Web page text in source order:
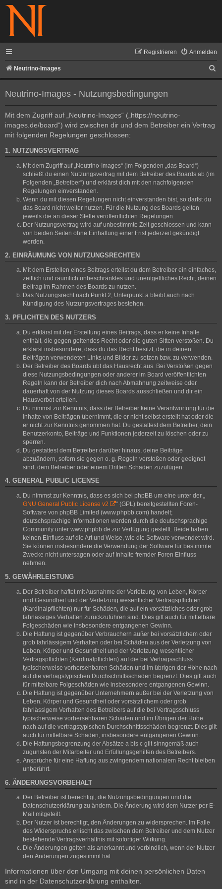
Anmelden
Registrieren
Neutrino-Images
u
Neutrino-Images - Nutzungsbedingungen
Mit dem Zugriff auf „Neutrino-Images“ („https://neutrino-
images.de/board“) wird zwischen dir und dem Betreiber ein Vertrag
mit folgenden Regelungen geschlossen:
1. NUTZUNGSVERTRAG
Mit dem Zugriff auf „Neutrino-Images“ (im Folgenden „das Board“)
schließt du einen Nutzungsvertrag mit dem Betreiber des Boards ab (im
Folgenden „Betreiber“) und erklärst dich mit den nachfolgenden
Regelungen einverstanden.
Wenn du mit diesen Regelungen nicht einverstanden bist, so darfst du
das Board nicht weiter nutzen. Für die Nutzung des Boards gelten
jeweils die an dieser Stelle veröffentlichten Regelungen.
Der Nutzungsvertrag wird auf unbestimmte Zeit geschlossen und kann
von beiden Seiten ohne Einhaltung einer Frist jederzeit gekündigt
werden.
2. EINRÄUMUNG VON NUTZUNGSRECHTEN
Mit dem Erstellen eines Beitrags erteilst du dem Betreiber ein einfaches,
zeitlich und räumlich unbeschränktes und unentgeltliches Recht, deinen
Beitrag im Rahmen des Boards zu nutzen.
Das Nutzungsrecht nach Punkt 2, Unterpunkt a bleibt auch nach
Kündigung des Nutzungsvertrages bestehen.
3. PFLICHTEN DES NUTZERS
Du erklärst mit der Erstellung eines Beitrags, dass er keine Inhalte
enthält, die gegen geltendes Recht oder die guten Sitten verstoßen. Du
erklärst insbesondere, dass du das Recht besitzt, die in deinen
Beiträgen verwendeten Links und Bilder zu setzen bzw. zu verwenden.
Der Betreiber des Boards übt das Hausrecht aus. Bei Verstößen gegen
diese Nutzungsbedingungen oder anderer im Board veröffentlichten
Regeln kann der Betreiber dich nach Abmahnung zeitweise oder
dauerhaft von der Nutzung dieses Boards ausschließen und dir ein
Hausverbot erteilen.
Du nimmst zur Kenntnis, dass der Betreiber keine Verantwortung für die
Inhalte von Beiträgen übernimmt, die er nicht selbst erstellt hat oder die
er nicht zur Kenntnis genommen hat. Du gestattest dem Betreiber, dein
Benutzerkonto, Beiträge und Funktionen jederzeit zu löschen oder zu
sperren.
Du gestattest dem Betreiber darüber hinaus, deine Beiträge
abzuändern, sofern sie gegen o. g. Regeln verstoßen oder geeignet
sind, dem Betreiber oder einem Dritten Schaden zuzufügen.
4. GENERAL PUBLIC LICENSE
Du nimmst zur Kenntnis, dass es sich bei phpBB um eine unter der „
GNU General Public License v2
“ (GPL) bereitgestellten Foren-
Software von phpBB Limited (www.phpbb.com) handelt;
deutschsprachige Informationen werden durch die deutschsprachige
Community unter www.phpbb.de zur Verfügung gestellt. Beide haben
keinen Einfluss auf die Art und Weise, wie die Software verwendet wird.
Sie können insbesondere die Verwendung der Software für bestimmte
Zwecke nicht untersagen oder auf Inhalte fremder Foren Einfluss
nehmen.
5. GEWÄHRLEISTUNG
Der Betreiber haftet mit Ausnahme der Verletzung von Leben, Körper
und Gesundheit und der Verletzung wesentlicher Vertragspflichten
(Kardinalpflichten) nur für Schäden, die auf ein vorsätzliches oder grob
fahrlässiges Verhalten zurückzuführen sind. Dies gilt auch für mittelbare
Folgeschäden wie insbesondere entgangenen Gewinn.
Die Haftung ist gegenüber Verbrauchern außer bei vorsätzlichem oder
grob fahrlässigem Verhalten oder bei Schäden aus der Verletzung von
Leben, Körper und Gesundheit und der Verletzung wesentlicher
Vertragspflichten (Kardinalpflichten) auf die bei Vertragsschluss
typischerweise vorhersehbaren Schäden und im übrigen der Höhe nach
auf die vertragstypischen Durchschnittsschäden begrenzt. Dies gilt auch
für mittelbare Folgeschäden wie insbesondere entgangenen Gewinn.
Die Haftung ist gegenüber Unternehmern außer bei der Verletzung von
Leben, Körper und Gesundheit oder vorsätzlichem oder grob
fahrlässigem Verhalten des Betreibers auf die bei Vertragsschluss
typischerweise vorhersehbaren Schäden und im Übrigen der Höhe
nach auf die vertragstypischen Durchschnittsschäden begrenzt. Dies gilt
auch für mittelbare Schäden, insbesondere entgangenen Gewinn.
Die Haftungsbegrenzung der Absätze a bis c gilt sinngemäß auch
zugunsten der Mitarbeiter und Erfüllungsgehilfen des Betreibers.
Ansprüche für eine Haftung aus zwingendem nationalem Recht bleiben
unberührt.
6. ÄNDERUNGSVORBEHALT
Der Betreiber ist berechtigt, die Nutzungsbedingungen und die
Datenschutzerklärung zu ändern. Die Änderung wird dem Nutzer per E-
Mail mitgeteilt.
Der Nutzer ist berechtigt, den Änderungen zu widersprechen. Im Falle
des Widerspruchs erlischt das zwischen dem Betreiber und dem Nutzer
bestehende Vertragsverhältnis mit sofortiger Wirkung.
Die Änderungen gelten als anerkannt und verbindlich, wenn der Nutzer
den Änderungen zugestimmt hat.
Informationen über den Umgang mit deinen persönlichen Daten
sind in der Datenschutzerklärung enthalten.